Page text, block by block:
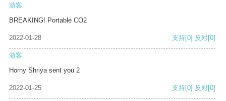
游客
BREAKING! Portable CO2
2022-01-28 支持[0] 反对[0]
游客
Horny Shriya sent you 2
2022-01-25 支持[0] 反对[0]